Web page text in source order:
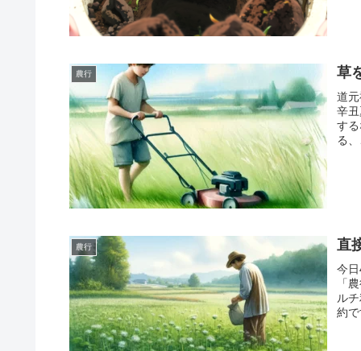
農行 草
道
辛
す
る
農行 直
今
「
ル
約